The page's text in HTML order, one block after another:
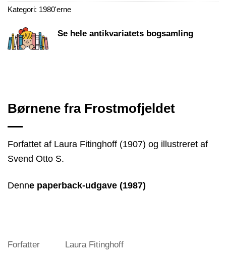
Kategori: 1980'erne
Se hele antikvariatets bogsamling
Børnene fra Frostmofjeldet
Forfattet af Laura Fitinghoff (1907) og illustreret af
Svend Otto S.
Denne paperback-udgave (1987)
Forfatter Laura Fitinghoff